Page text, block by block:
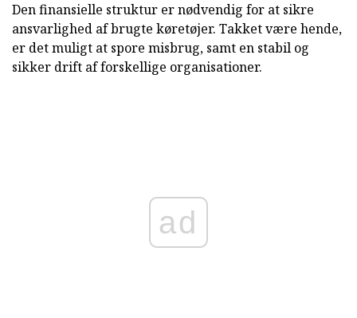
Den finansielle struktur er nødvendig for at sikre
ansvarlighed af brugte køretøjer. Takket være hende,
er det muligt at spore misbrug, samt en stabil og
sikker drift af forskellige organisationer.
ad